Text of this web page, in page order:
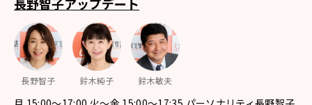
長野智子 鈴木純子 鈴木敏夫